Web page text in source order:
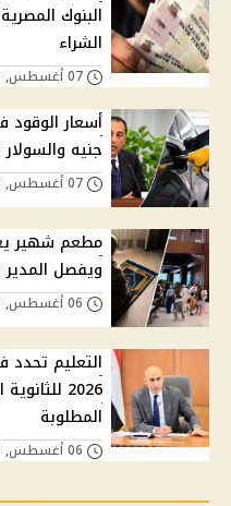
الشراء
جنيه والسولار بـ20.50
مطعم شهير
ويفصل
التعليم تحدد
2026
المطلوبة